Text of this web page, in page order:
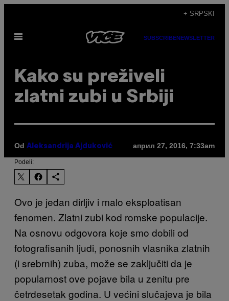
садржај
+ SRPSKI
Otvori
SUBSCRIBENEWSLETTER
Kako su preživeli
zlatni zubi u Srbiji
Od Aleksandrija Ajduković април 27, 2016, 7:33am
Podeli:
Ovo je jedan dirljiv i malo eksploatisan
fenomen. Zlatni zubi kod romske populacije.
Na osnovu odgovora koje smo dobili od
fotografisanih ljudi, ponosnih vlasnika zlatnih
(i srebrnih) zuba, može se zaključiti da je
popularnost ove pojave bila u zenitu pre
četrdesetak godina. U većini slučajeva je bila